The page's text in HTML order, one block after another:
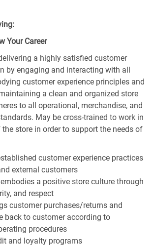
Your Career
a highly satisfied customer
by engaging and interacting with all
customer experience principles and
a clean and organized store
to all operational, merchandise, and
May be cross-trained to work in
store in order to support the needs of
customer experience practices
external customers
a positive store culture through
and respect
customer purchases/returns and
back to customer according to
procedures
and loyalty programs